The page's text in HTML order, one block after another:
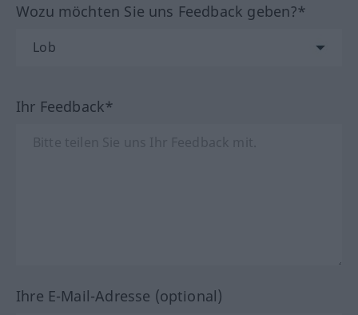
Wozu möchten Sie uns Feedback geben?*
Ihr Feedback*
Ihre E-Mail-Adresse (optional)